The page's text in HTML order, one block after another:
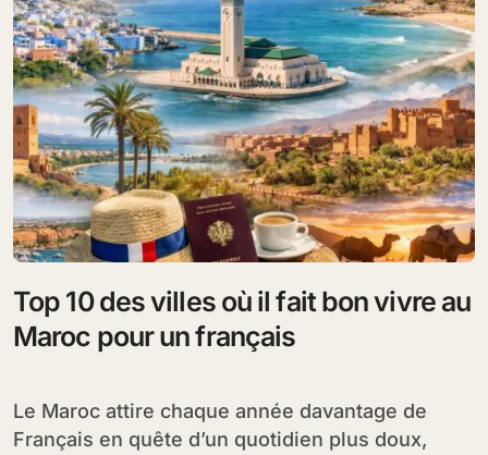
Top 10 des villes où il fait bon vivre au
Maroc pour un français
Le Maroc attire chaque année davantage de
Français en quête d’un quotidien plus doux,